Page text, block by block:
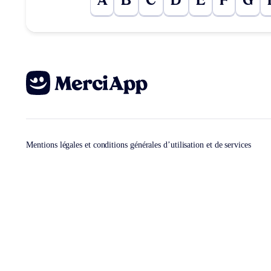
Mentions légales et conditions générales d’utilisation et de services